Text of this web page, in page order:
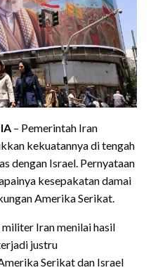
– Pemerintah Iran
kekuatannya di tengah
dengan Israel. Pernyataan
kesepakatan damai
Amerika Serikat.
Iran menilai hasil
justru
Serikat dan Israel